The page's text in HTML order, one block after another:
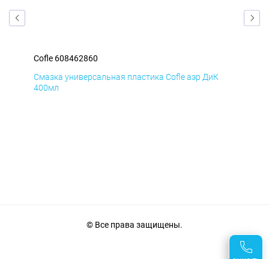
Cofle 608462860
Смазка универсальная пластика Cofle аэр ДиК
400мл
© Все права защищены.